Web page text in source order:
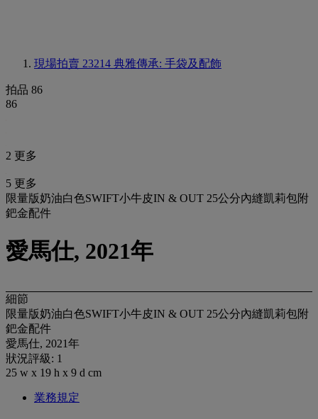
現場拍賣 23214 典雅傳承: 手袋及配飾
拍品 86
86
2 更多
5 更多
限量版奶油白色SWIFT小牛皮IN & OUT 25公分內縫凱莉包附
鈀金配件
愛馬仕, 2021年
細節
限量版奶油白色SWIFT小牛皮IN & OUT 25公分內縫凱莉包附
鈀金配件
愛馬仕, 2021年
狀況評級: 1
25 w x 19 h x 9 d cm
業務規定